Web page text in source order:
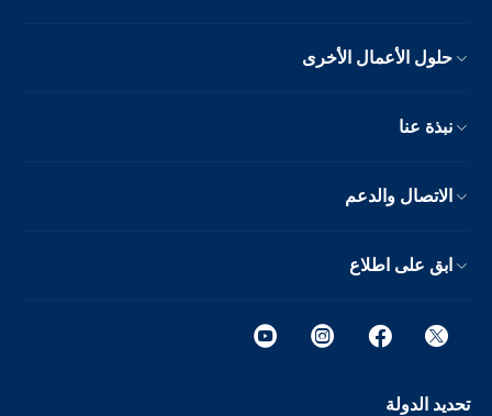
حلول الأعمال الأخرى
نبذة عنا
الاتصال والدعم
ابق على اطلاع
تحديد الدولة